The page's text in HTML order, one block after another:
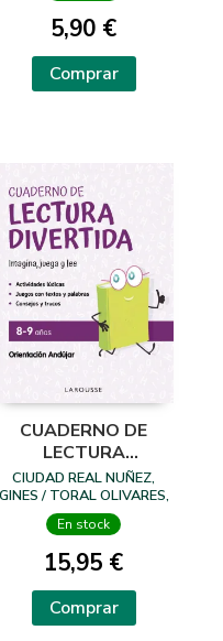
5,90 €
Comprar
CUADERNO DE
LECTURA
DIVERTIDA 8-9
AÑOS
CIUDAD REAL NUÑEZ,
GINES / TORAL OLIVARES,
ANTONIA
En stock
15,95 €
Comprar